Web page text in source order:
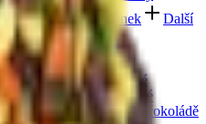
Mix cukrovinek
Další
čokoláděOvoce v hořké
čokoláděOvoce v bílé
trubičky máčené v čokoládě